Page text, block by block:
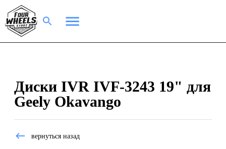
Диски IVR IVF-3243 19" для
Geely Okavango
вернуться назад